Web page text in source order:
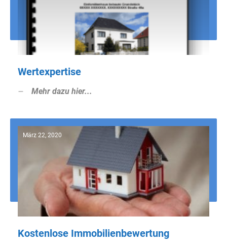
Wertexpertise
Mehr dazu hier...
März 22, 2020
Kostenlose Immobilienbewertung